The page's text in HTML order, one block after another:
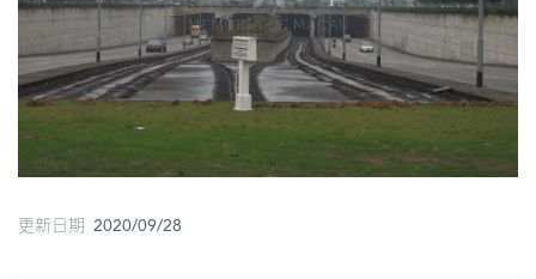
圖
媽
閣
廟
巴
更新日期 2020/09/28